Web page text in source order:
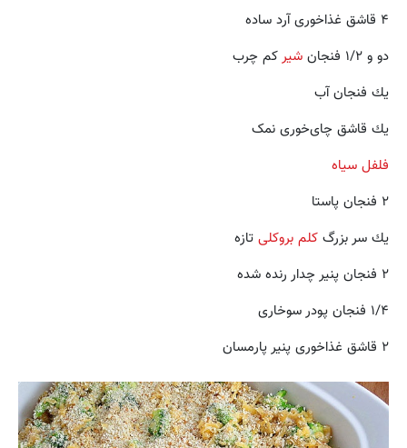
۴ قاشق غذاخوری آرد ساده
دو و ۱/۲ فنجان
شیرکم چرب
يك فنجان آب
يك قاشق چای‌خوری نمک
فلفل سیاه
۲ فنجان پاستا
يك سر بزرگ کلم بروکلی تازه
۲ فنجان پنیر چدار رنده شده
۱/۴ فنجان پودر سوخاری
۲ قاشق غذاخوری پنیر پارمسان